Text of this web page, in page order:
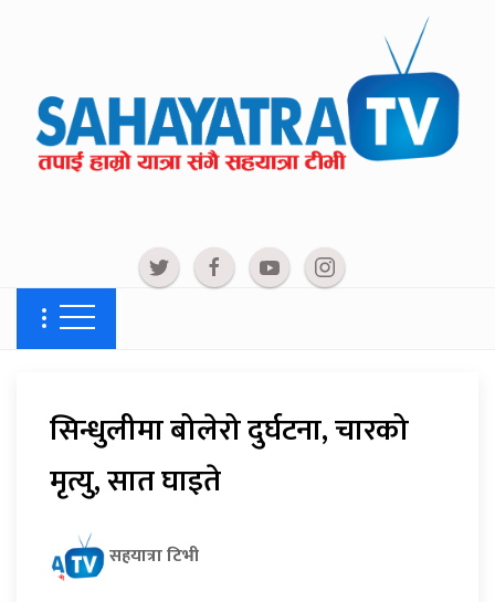
सिन्धुलीमा बोलेरो दुर्घटना, चारको
मृत्यु, सात घाइते
सहयात्रा टिभी